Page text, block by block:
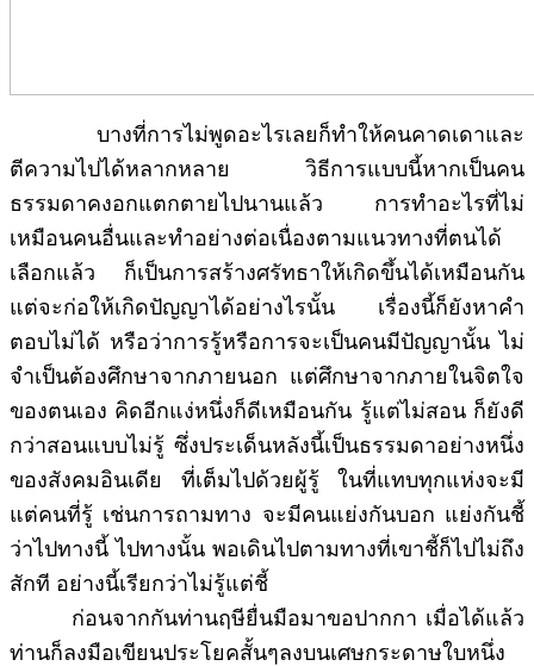
บางที่การไม่พูดอะไรเลยก็ทำให้คนคาดเดาและ
ตีความไปได้หลากหลาย วิธีการแบบนี้หากเป็นคน
ธรรมดาคงอกแตกตายไปนานแล้ว การทำอะไรที่ไม่
เหมือนคนอื่นและทำอย่างต่อเนื่องตามแนวทางที่ตนได้
เลือกแล้ว ก็เป็นการสร้างศรัทธาให้เกิดขึ้นได้เหมือนกัน
แต่จะก่อให้เกิดปัญญาได้อย่างไรนั้น เรื่องนี้ก็ยังหาคำ
ตอบไม่ได้ หรือว่าการรู้หรือการจะเป็นคนมีปัญญานั้น ไม่
จำเป็นต้องศึกษาจากภายนอก แต่ศึกษาจากภายในจิตใจ
ของตนเอง คิดอีกแง่หนึ่งก็ดีเหมือนกัน รู้แต่ไม่สอน ก็ยังดี
กว่าสอนแบบไม่รู้ ซึ่งประเด็นหลังนี้เป็นธรรมดาอย่างหนึ่ง
ของสังคมอินเดีย ที่เต็มไปด้วยผู้รู้ ในที่แทบทุกแห่งจะมี
แต่คนที่รู้ เช่นการถามทาง จะมีคนแย่งกันบอก แย่งกันชี้
ว่าไปทางนี้ ไปทางนั้น พอเดินไปตามทางที่เขาชี้ก็ไปไม่ถึง
สักที อย่างนี้เรียกว่าไม่รู้แต่ชี้
ก่อนจากกันท่านฤษียื่นมือมาขอปากกา เมื่อได้แล้ว
ท่านก็ลงมือเขียนประโยคสั้นๆลงบนเศษกระดาษใบหนึ่ง